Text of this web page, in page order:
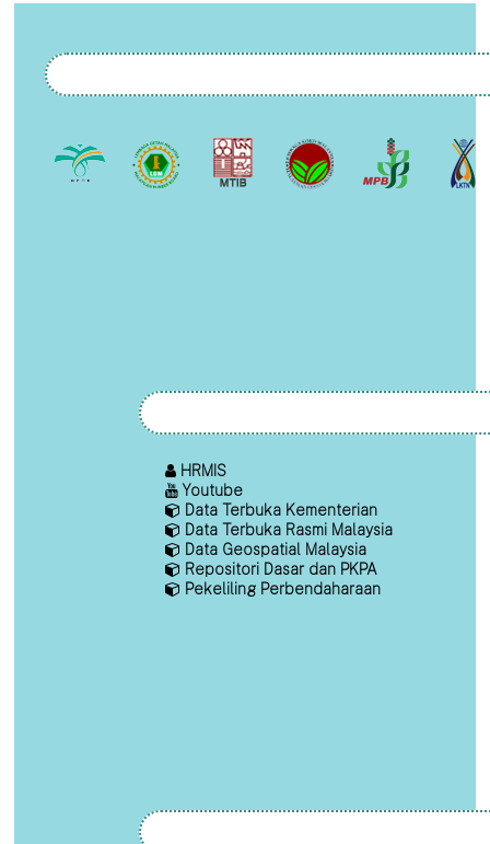
HRMIS
Youtube
Data Terbuka Kementerian
Data Terbuka Rasmi Malaysia
Data Geospatial Malaysia
Repositori Dasar dan PKPA
Pekeliling Perbendaharaan